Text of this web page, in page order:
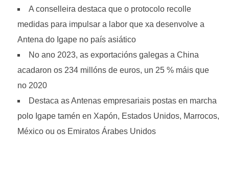
A conselleira destaca que o protocolo recolle
medidas para impulsar a labor que xa desenvolve a
Antena do Igape no país asiático
No ano 2023, as exportacións galegas a China
acadaron os 234 millóns de euros, un 25 % máis que
no 2020
Destaca as Antenas empresariais postas en marcha
polo Igape tamén en Xapón, Estados Unidos, Marrocos,
México ou os Emiratos Árabes Unidos